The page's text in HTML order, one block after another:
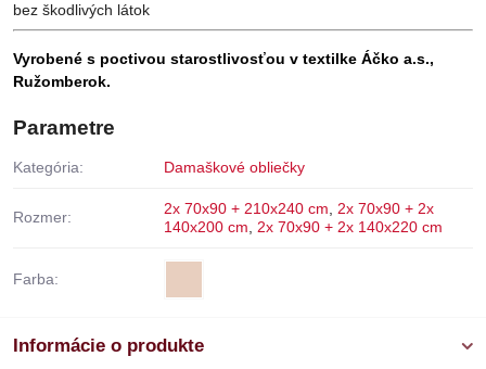
bez škodlivých látok
Vyrobené s poctivou starostlivosťou v textilke Áčko a.s.,
Ružomberok.
Parametre
Kategória: Damaškové obliečky
Rozmer: 2x 70x90 + 210x240 cm, 2x 70x90 + 2x
140x200 cm, 2x 70x90 + 2x 140x220 cm
Farba:
Informácie o produkte